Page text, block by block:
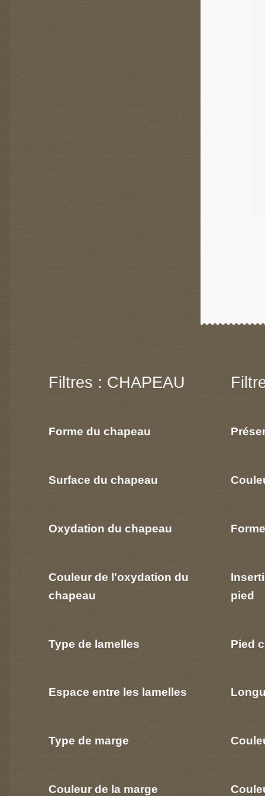
Filtres : CHAPEAU
Forme du chapeau
Surface du chapeau
Oxydation du chapeau
Couleur de l'oxydation du
chapeau
Type de lamelles
Espace entre les lamelles
Type de marge
Couleur de la marge
pied
Pied